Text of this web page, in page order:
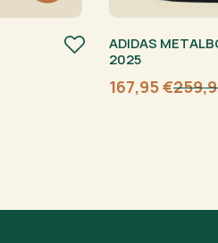
ADIDAS
2025
Algne
167,95€
Current